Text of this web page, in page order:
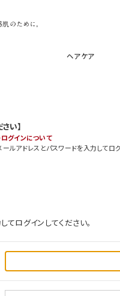
ヘアケア
い】
グインについて
ルアドレスとパスワードを入力してロ
てログインしてください。